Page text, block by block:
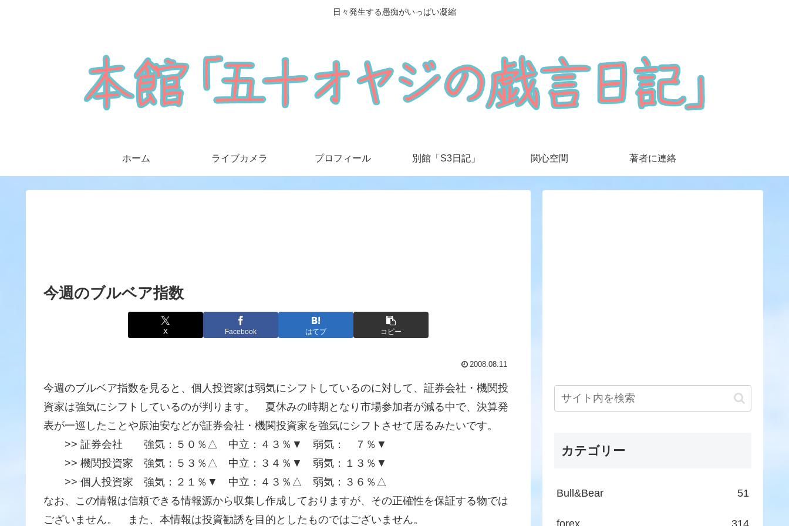
日々発生する愚痴がいっぱい凝縮
ホーム ライブカメラ プロフィール 別館「S3日記」 関心空間 著者に連絡
今週のブルベア指数
X Facebook はてブ コピー
2008.08.11
今週のブルベア指数を見ると、個人投資家は弱気にシフトしているのに対して、証券会社・機関投
資家は強気にシフトしているのが判ります。 夏休みの時期となり市場参加者が減る中で、決算発
表が一巡したことや原油安などが証券会社・機関投資家を強気にシフトさせて居るみたいです。
>> 証券会社 強気：５０％△ 中立：４３％▼ 弱気： ７％▼
>> 機関投資家 強気：５３％△ 中立：３４％▼ 弱気：１３％▼
>> 個人投資家 強気：２１％▼ 中立：４３％△ 弱気：３６％△
なお、この情報は信頼できる情報源から収集し作成しておりますが、その正確性を保証する物では
ございません。 また、本情報は投資勧誘を目的としたものではございません。
カテゴリー
Bull&Bear 51